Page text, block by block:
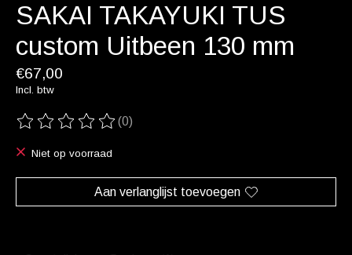
SAKAI TAKAYUKI TUS
custom Uitbeen 130 mm
€67,00
Incl. btw
De beoordeling van dit product is
(0)
Niet op voorraad
Aan verlanglijst toevoegen